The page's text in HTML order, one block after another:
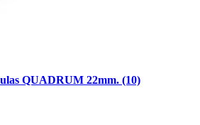
QUADRUM 22mm. (10)